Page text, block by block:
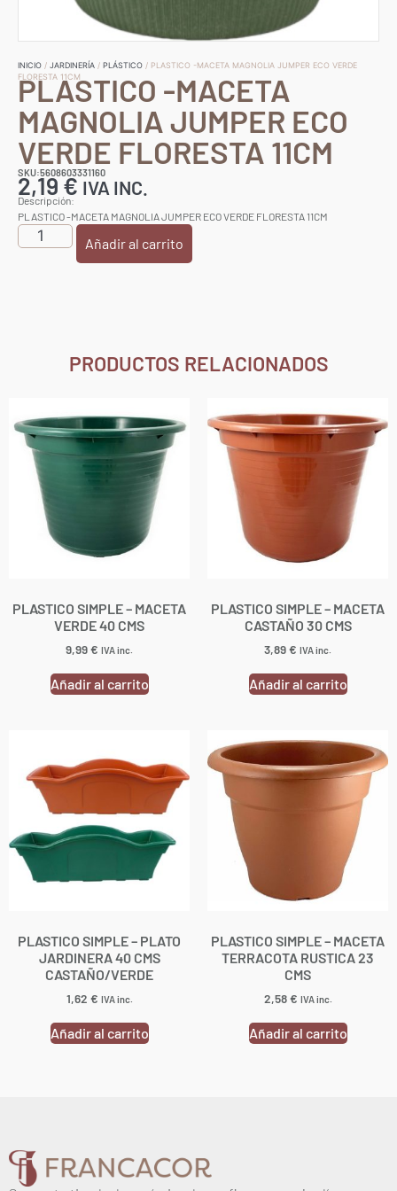
INICIO / JARDINERÍA / PLÁSTICO / PLASTICO -MACETA MAGNOLIA JUMPER ECO VERDE
FLORESTA 11CM
PLASTICO -MACETA
MAGNOLIA JUMPER ECO
VERDE FLORESTA 11CM
SKU:5608603331160
2,19€ IVA INC.
Descripción:
PLASTICO -MACETA MAGNOLIA JUMPER ECO VERDE FLORESTA 11CM
Añadir al carrito
PRODUCTOS RELACIONADOS
PLASTICO SIMPLE – MACETA
VERDE 40 CMS
9,99€ IVA inc.
Añadir al carrito
PLASTICO SIMPLE – MACETA
CASTAÑO 30 CMS
3,89€ IVA inc.
Añadir al carrito
PLASTICO SIMPLE – PLATO
JARDINERA 40 CMS
CASTAÑO/VERDE
1,62 € IVA inc.
Añadir al carrito
PLASTICO SIMPLE – MACETA
TERRACOTA RUSTICA 23
CMS
2,58€ IVA inc.
Añadir al carrito